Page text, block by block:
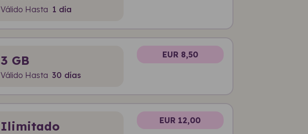
Válido Hasta 1 día
3 GB
Válido Hasta 30 días
EUR 8,50
Ilimitado EUR 12,00